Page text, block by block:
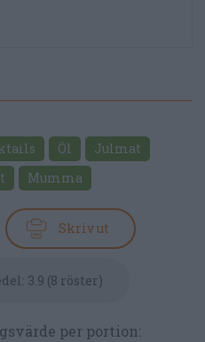
Öl
Julmat
Mumma
Skriv ut
3.9 (8 röster)
per portion: